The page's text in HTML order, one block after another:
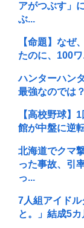
アがつぶす」
ぶ...
【命題】なぜ
たのに、100
ハンターハン
最強なのでは？
【高校野球】
館が中盤に逆
北海道でクマ
った事故、引
っ...
7人組アイド
と。」結成5カ